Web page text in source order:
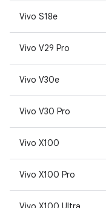
Vivo S18e
Vivo V29 Pro
Vivo V30e
Vivo V30 Pro
Vivo X100
Vivo X100 Pro